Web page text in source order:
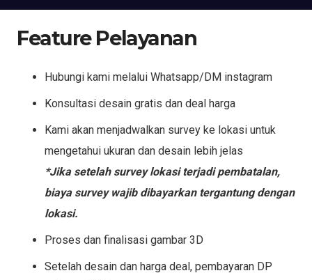
Feature Pelayanan
Hubungi kami melalui Whatsapp/DM instagram
Konsultasi desain gratis dan deal harga
Kami akan menjadwalkan survey ke lokasi untuk
mengetahui ukuran dan desain lebih jelas
*Jika setelah survey lokasi terjadi pembatalan,
biaya survey wajib dibayarkan tergantung dengan
lokasi.
Proses dan finalisasi gambar 3D
Setelah desain dan harga deal, pembayaran DP